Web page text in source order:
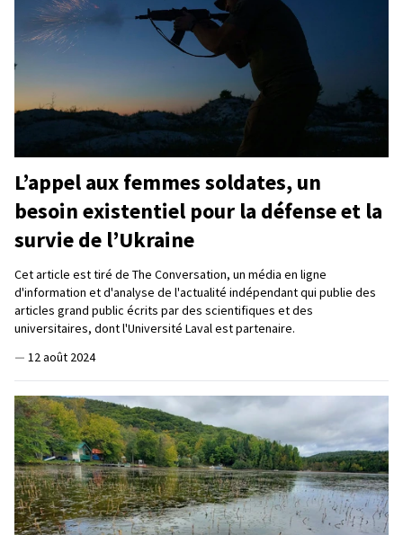
L’appel aux femmes soldates, un
besoin existentiel pour la défense et la
survie de l’Ukraine
Cet article est tiré de The Conversation, un média en ligne
d'information et d'analyse de l'actualité indépendant qui publie des
articles grand public écrits par des scientifiques et des
universitaires, dont l'Université Laval est partenaire.
— 12 août 2024